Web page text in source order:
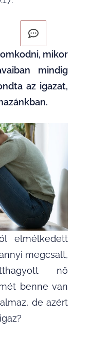
mikor
mindig
az igazat,
elmélkedett
megcsalt,
nő
benne van
de azért